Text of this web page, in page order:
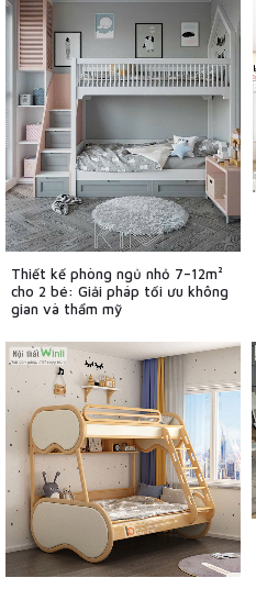
Thiết kế phòng ngủ nhỏ 7–12m²
cho 2 bé: Giải pháp tối ưu không
gian và thẩm mỹ